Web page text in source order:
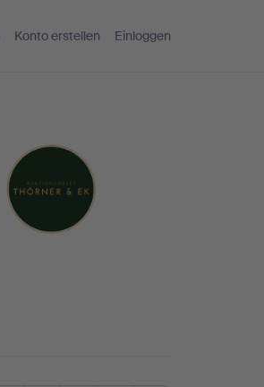
Konto erstellen Einloggen